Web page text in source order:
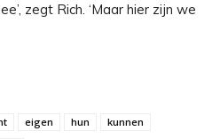
zegt Rich. ‘Maar hier zijn we
eigen hun
kunnen